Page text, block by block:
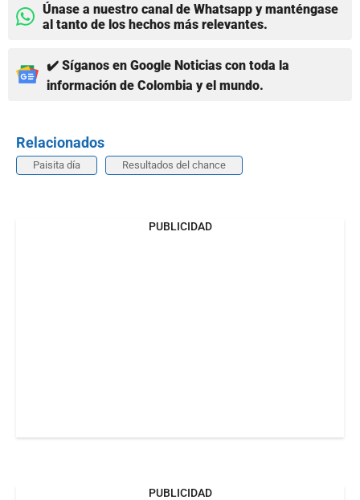
Únase a nuestro canal de Whatsapp y manténgase
al tanto de los hechos más relevantes.
✔️ Síganos en Google Noticias con toda la
información de Colombia y el mundo.
Relacionados
Paisita día Resultados del chance
PUBLICIDAD
PUBLICIDAD